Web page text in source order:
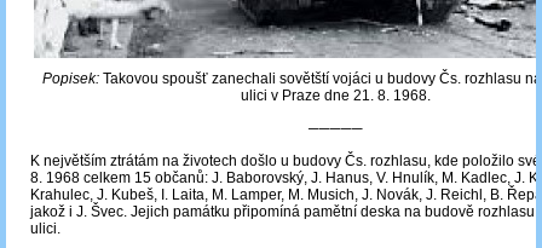
Popisek: Takovou spoušť zanechali sovětští vojáci u budovy Čs. rozhlasu
ulici v Praze dne 21. 8. 1968.
─────
K největším ztrátám na životech došlo u budovy Čs. rozhlasu, kde položilo
8. 1968 celkem 15 občanů: J. Baborovský, J. Hanus, V. Hnulík, M. Kadlec, J.
Krahulec, J. Kubeš, I. Laita, M. Lamper, M. Musich, J. Novák, J. Reichl, B.
jakož i J. Švec. Jejich památku připomíná pamětní deska na budově rozhlasu
ulici.